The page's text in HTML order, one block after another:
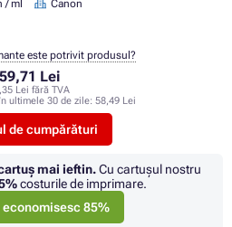
/ ml
Canon
59,71 Lei
Lei fără TVA
ultimele 30 de zile: 58,49 Lei
de cumpărături
este potrivit produsul?
mai ieftin.Cu cartuşul nostru
costurile de imprimare.
economisesc 85%